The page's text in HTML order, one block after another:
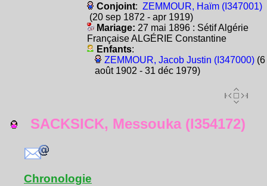
Conjoint: ZEMMOUR, Haïm (I347001)
(20 sep 1872 - apr 1919)
Mariage: 27 mai 1896 : Sétif Algérie
Française ALGÉRIE Constantine
Enfants:
ZEMMOUR, Jacob Justin (I347000)(6
août 1902 - 31 déc 1979)
SACKSICK, Messouka (I354172)
Chronologie